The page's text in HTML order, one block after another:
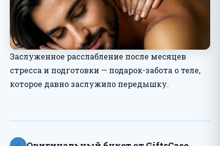
Заслуженное расслабление после месяцев
стресса и подготовки — подарок-забота о теле,
которое давно заслужило передышку.